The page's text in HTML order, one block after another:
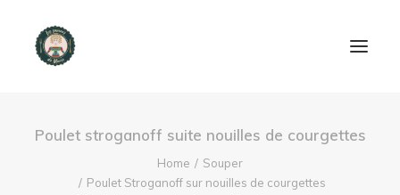
ACCUEIL
PRODUITS ET SERVICES
Poulet stroganoff suite nouilles de courgettes
Home
Souper
Poulet Stroganoff sur nouilles de courgettes